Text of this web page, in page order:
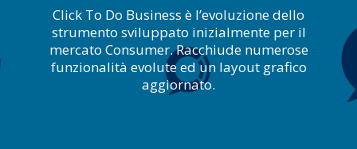
Click To Do Business è l’evoluzione dello
strumento sviluppato inizialmente per il
mercato Consumer. Racchiude numerose
funzionalità evolute ed un layout grafico
aggiornato.